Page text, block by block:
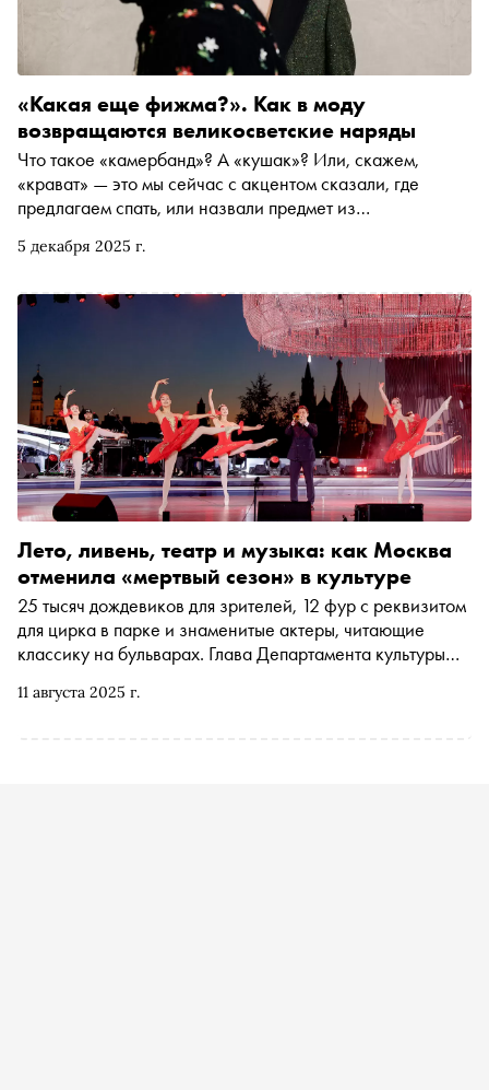
5 декабря 2025 г.
«Какая еще фижма?». Как в моду
возвращаются великосветские наряды
Что такое «камербанд»? А «кушак»? Или, скажем,
«крават» — это мы сейчас с акцентом сказали, где
предлагаем спать, или назвали предмет из
своего авторского цикла модный обозреватель «Сноба»
приходит официальная одежда, рекомендует не срывать
кушаки с соперников, а панье носить с осторожностью,
чтобы не повторить судьбу сестёр Оскара Уайльда
(пышные юбки обеих загорелись на балу)
11 августа 2025 г.
Лето, ливень, театр и музыка: как Москва
отменила «мертвый сезон» в культуре
25 тысяч дождевиков для зрителей, 12 фур с реквизитом
для цирка в парке и знаменитые актеры, читающие
классику на бульварах. Глава Департамента культуры
как эти детали складываются в одну большую картину: